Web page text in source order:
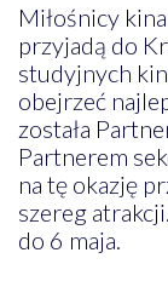
Miłośnicy
przyjadą do
studyjnych
obejrzeć
została
Partnerem
na tę okazję
szereg
do 6 maja.